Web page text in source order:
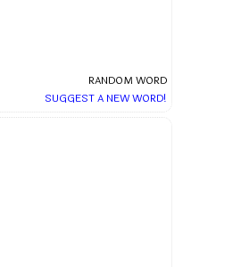
RANDOM WORD
SUGGEST A NEW WORD!